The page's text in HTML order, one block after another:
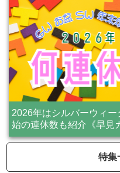
2026年はシルバーウィ
始の連休数も紹介《早見
特集